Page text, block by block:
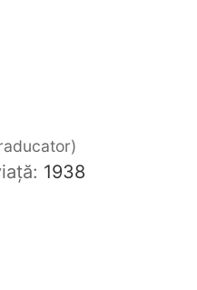
1938